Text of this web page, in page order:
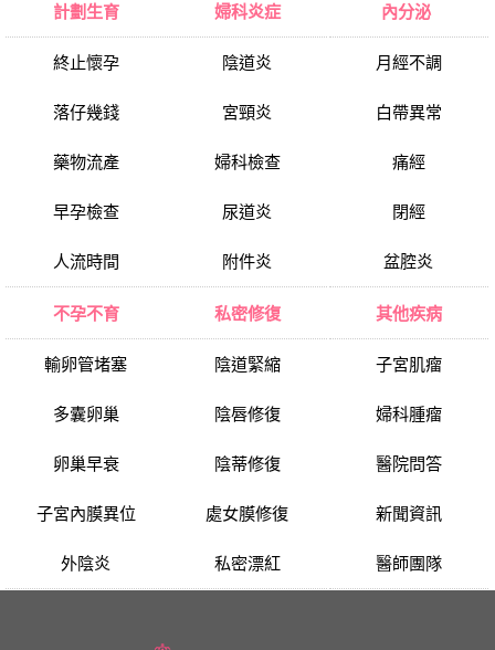
計劃生育
終止懷孕
落仔幾錢
藥物流產
早孕檢查
人流時間
婦科炎症
陰道炎
宮頸炎
婦科檢查
尿道炎
附件炎
內分泌
月經不調
白帶異常
痛經
閉經
盆腔炎
不孕不育
輸卵管堵塞
多囊卵巢
卵巢早衰
子宮內膜異位
外陰炎
私密修復
陰道緊縮
陰唇修復
陰蒂修復
處女膜修復
私密漂紅
其他疾病
子宮肌瘤
婦科腫瘤
醫院問答
新聞資訊
醫師團隊